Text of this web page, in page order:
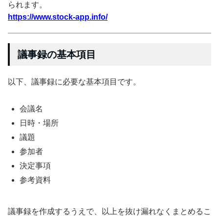
られます。
https://www.stock-app.info/
議事録の基本項目
以下、議事録に必要な基本項目です。
会議名
日時・場所
議題
参加者
決定事項
参考資料
議事録を作成するうえで、以上を抜け漏れなくまとめるこ